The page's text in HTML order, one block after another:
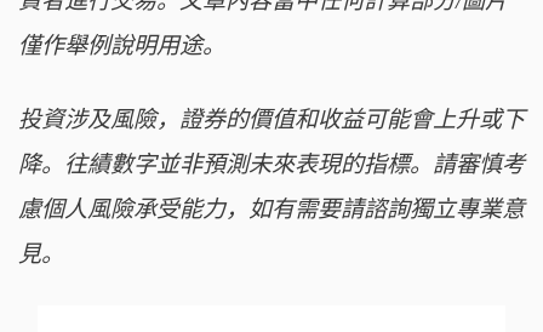
僅作舉例說明用途。
投資涉及風險，證券的價值和收益可能會上升或下
降。往績數字並非預測未來表現的指標。請審慎考
慮個人風險承受能力，如有需要請諮詢獨立專業意
見。